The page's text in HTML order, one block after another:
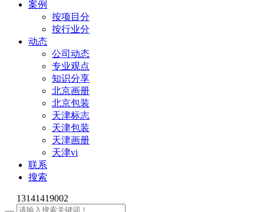
案例
按项目分
按行业分
动态
公司动态
专业观点
知识分享
北京画册
北京包装
天津标志
天津包装
天津画册
天津vi
联系
搜索
13141419002